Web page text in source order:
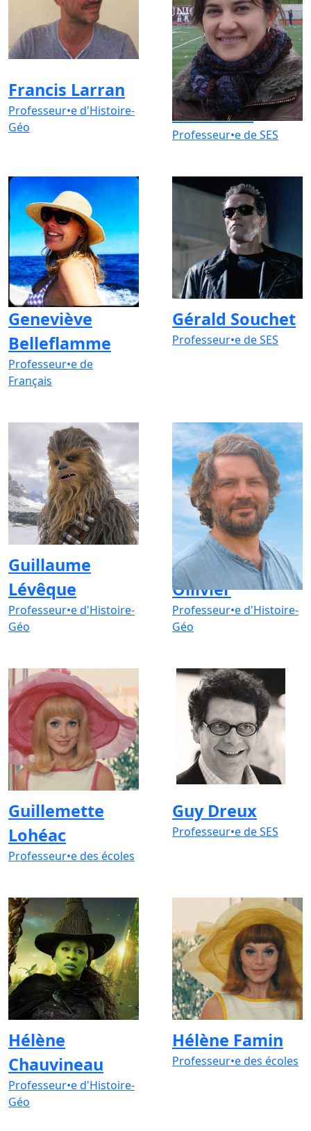
Francis Larran
Professeur•e d'Histoire-
Géo
Frédérique
Houseaux
Professeur•e de SES
Geneviève
Belleflamme
Professeur•e de
Français
Gérald Souchet
Professeur•e de SES
Guillaume
Lévêque
Professeur•e d'Histoire-
Géo
Guillaume
Ollivier
Professeur•e d'Histoire-
Géo
Guillemette
Lohéac
Professeur•e des écoles
Guy Dreux
Professeur•e de SES
Hélène
Chauvineau
Professeur•e d'Histoire-
Géo
Hélène Famin
Professeur•e des écoles